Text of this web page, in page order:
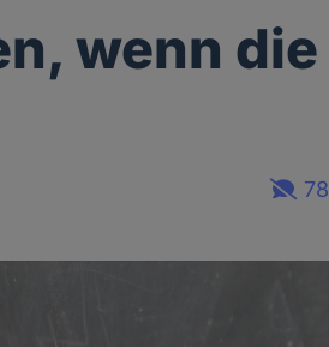
wenn die
78